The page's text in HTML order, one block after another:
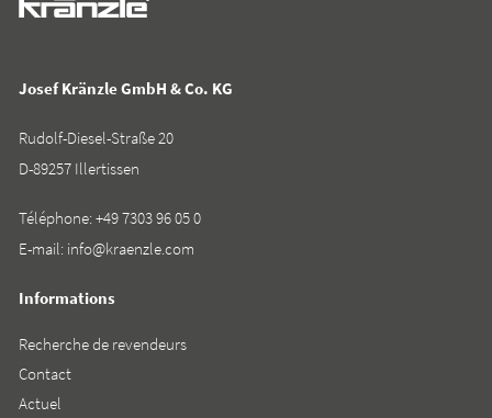
Josef Kränzle GmbH & Co. KG
Rudolf-Diesel-Straße 20
D-89257 Illertissen
Téléphone:+49 7303 96 05 0
E-mail: info@kraenzle.com
Informations
Recherche de revendeurs
Contact
Actuel